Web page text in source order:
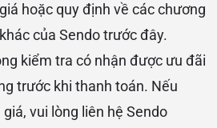
hoặc quy định về các chương
của Sendo trước đây.
kiểm tra có nhận được ưu đãi
trước khi thanh toán. Nếu
vui lòng liên hệ Sendo